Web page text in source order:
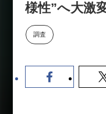
セミナー
様性”へ大激
調査